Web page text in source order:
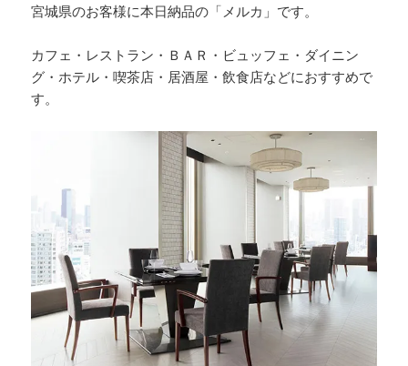
宮城県のお客様に本日納品の「メルカ」です。
カフェ・レストラン・ＢＡＲ・ビュッフェ・ダイニン
グ・ホテル・喫茶店・居酒屋・飲食店などにおすすめで
す。